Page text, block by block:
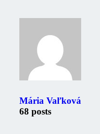
Mária Vaľková
68 posts
Zaujimavé odkazy